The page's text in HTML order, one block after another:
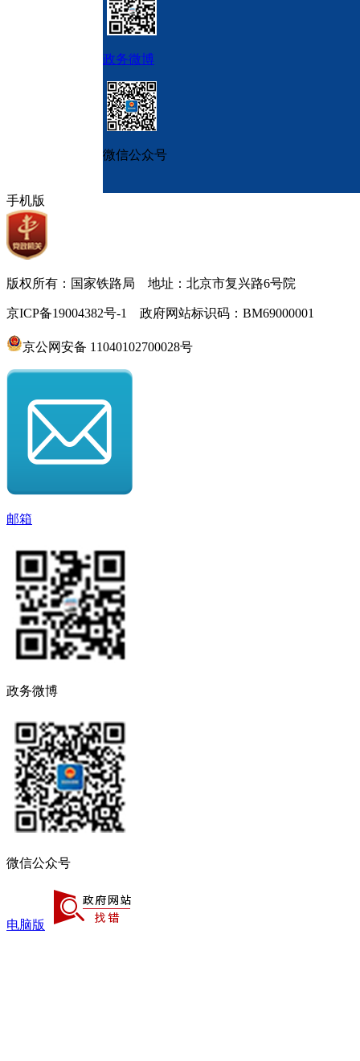
政务微博
微信公众号
手机版
版权所有：国家铁路局 地址：北京市复兴路6号院
京ICP备19004382号-1 政府网站标识码：BM69000001
京公网安备 11040102700028号
邮箱
政务微博
微信公众号
电脑版